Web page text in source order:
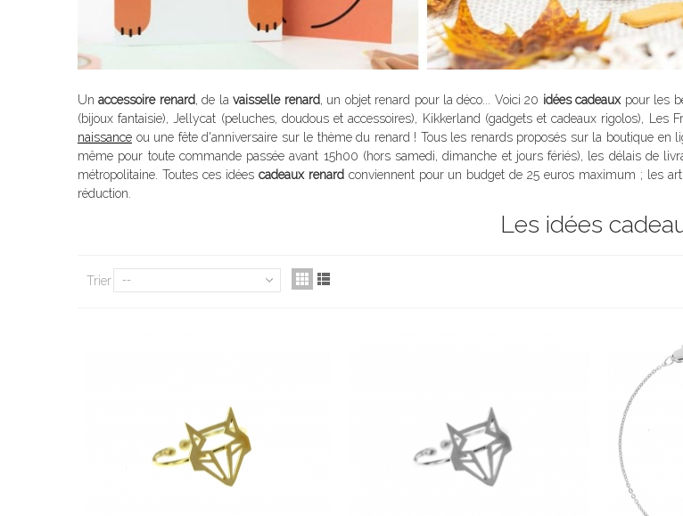
Unaccessoire renard, de lavaisselle renard, un objet renard pour la déco... Voici 20 idées cadeauxpour les
(bijoux fantaisie), Jellycat (peluches, doudous et accessoires), Kikkerland (gadgets et cadeaux rigolos), Les
naissance ou une fête d'anniversaire sur le thème du renard ! Tous les renards proposés sur la boutique
même pour toute commande passée avant 15h00 (hors samedi, dimanche et jours fériés), les délais de
métropolitaine. Toutes ces idées cadeaux renardconviennent pour un budget de 25 euros maximum ; les
réduction.
Les idées
Trier --